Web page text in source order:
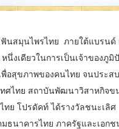
นสมุนไพรไทย ภายใต้แบรน
หนึ่งเดียวในการเป็นเจ้าขอ
อสุขภาพของคนไทย จนประ
ศไทย สถาบันพัฒนาวิสาหกิจ
ย โปรดัคท์ ได้รางวัลชนะเลิ
ธนาคารไทย ภาครัฐและเอ